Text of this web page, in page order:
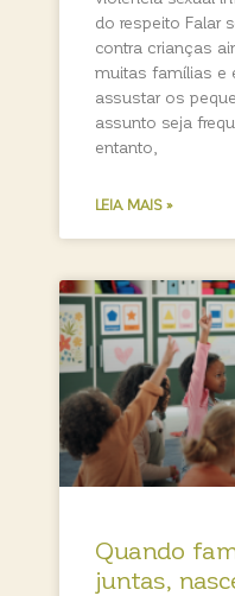
do respeito Falar
contra crianças
muitas famílias e
assustar os
assunto seja
entanto,
LEIA MAIS »
Quando
juntas,